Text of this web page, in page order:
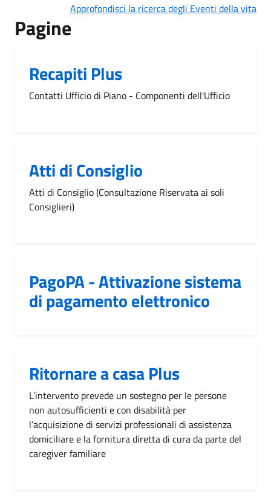
Approfondisci la ricerca degli Eventi della vita
Pagine
Recapiti Plus
Contatti Ufficio di Piano - Componenti dell'Ufficio
Atti di Consiglio
Atti di Consiglio (Consultazione Riservata ai soli
Consiglieri)
PagoPA - Attivazione sistema
di pagamento elettronico
Ritornare a casa Plus
L’intervento prevede un sostegno per le persone
non autosufficienti e con disabilità per
l’acquisizione di servizi professionali di assistenza
domiciliare e la fornitura diretta di cura da parte del
caregiver familiare